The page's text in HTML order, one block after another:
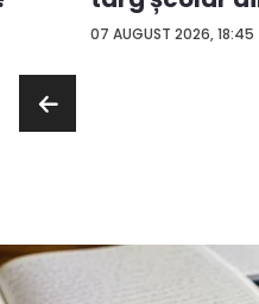
07 AUGUST 2026, 18:45
con...